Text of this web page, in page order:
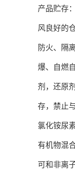
产品贮存
风良好的
防火、隔
爆、自燃
剂，还原
存，禁止
氯化铵尿
有机物混
可和非离